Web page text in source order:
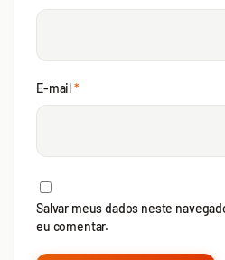
E-mail*
Salvar meus dados neste
eu comentar.